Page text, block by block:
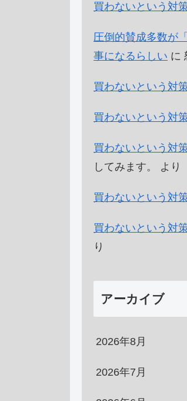
買わないという対
圧倒的賛成多数が
事になるらしい に
買わないという対
買わないという対
買わないという対
してみます。
より
買わないという対
買わないという対
り
アーカイブ
2026年8月
2026年7月